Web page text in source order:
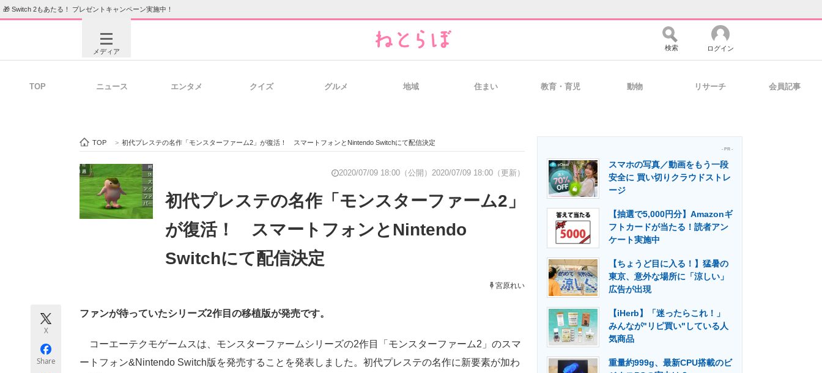
🎁 Switch 2もあたる！ プレゼントキャンペーン実施中！
メディア
ビジネスと働き方のヒント 経営リーダーのコミュニティ マーケ×ITの今がよく分かる
ITエンジニア向け専門サイト 企業向けIT製品の総合サイト IT製品の技術・比較・事例 製造業のIT導入・活用を支援
エネルギーの専門メディア 建設×テクノロジーの最前線
ちょっと気になるネットの話題
検索 ログイン
TOP ニュース エンタメ クイズ グルメ 地域 住まい 教育・育児 動物 リサーチ 会員記事
TOP > 初代プレステの名作「モンスターファーム2」が復活！ スマートフォンとNintendo Switchにて配信決定
2020/07/09 18:00（公開） 2020/07/09 18:00（更新）
初代プレステの名作「モンスターファーム2」
が復活！ スマートフォンとNintendo
Switchにて配信決定
宮原れい
X
Share
ファンが待っていたシリーズ2作目の移植版が発売です。
コーエーテクモゲームスは、モンスターファームシリーズの2作目「モンスターファーム2」のスマ
ートフォン&Nintendo Switch版を発売することを発表しました。初代プレステの名作に新要素が加わ
- PR -
スマホの写真／動画をもう一段
安全に 買い切りクラウドストレ
ージ
【抽選で5,000円分】Amazonギ
フトカードが当たる！読者アン
ケート実施中
【ちょうど目に入る！】猛暑の
東京、意外な場所に「涼しい」
広告が出現
【iHerb】「迷ったらこれ！」
みんなが"リピ買い"している人
気商品
重量約999g、最新CPU搭載のビ